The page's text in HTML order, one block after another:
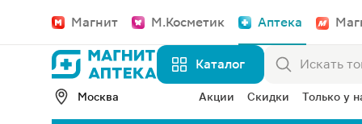
Магнит М.Косметик Аптека
Каталог
Москва Акции Скидки Только у